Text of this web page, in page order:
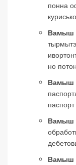
понна
Вамыш
но
Вамыш
Вамыш
Вамыш